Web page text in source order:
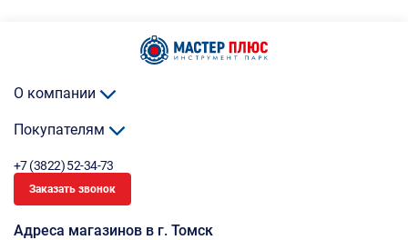
О компании
Покупателям
+7 (3822) 52-34-73
Заказать звонок
Адреса магазинов в г. Томск